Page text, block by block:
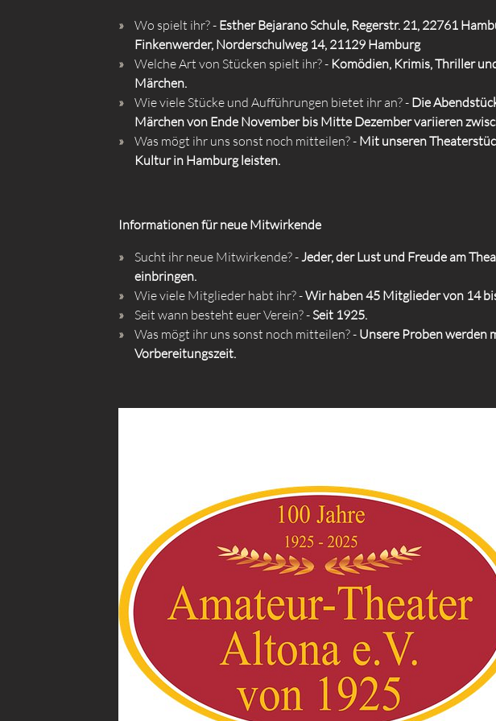
Wo spielt ihr? - Esther Bejarano Schule, Regerstr. 21, 22761
Finkenwerder, Norderschulweg 14, 21129 Hamburg
Welche Art von Stücken spielt ihr? - Komödien, Krimis, Thriller
Märchen.
Wie viele Stücke und Aufführungen bietet ihr an? - Die
Märchen von Ende November bis Mitte Dezember variieren
Was mögt ihr uns sonst noch mitteilen? - Mit unseren
Kultur in Hamburg leisten.
Informationen für neue Mitwirkende
Sucht ihr neue Mitwirkende? - Jeder, der Lust und Freude am
einbringen.
Wie viele Mitglieder habt ihr? -Wir haben 45 Mitglieder von 14
Seit wann besteht euer Verein? - Seit 1925.
Was mögt ihr uns sonst noch mitteilen? - Unsere Proben werden
Vorbereitungszeit.